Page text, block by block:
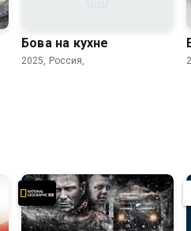
Бова на кухне
2025, Россия,